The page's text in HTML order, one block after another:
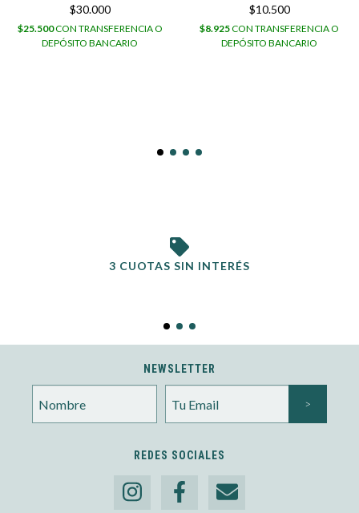
$30.000
$25.500CON TRANSFERENCIA O
DEPÓSITO BANCARIO
$10.500
$8.925CON TRANSFERENCIA O
DEPÓSITO BANCARIO
3 CUOTAS SIN INTERÉS
NEWSLETTER
REDES SOCIALES